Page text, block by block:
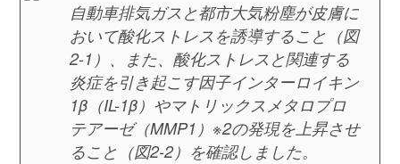
自動車排気ガスと都市大気粉塵が皮膚に
おいて酸化ストレスを誘導すること（図
2-1）、また、酸化ストレスと関連する
炎症を引き起こす因子インターロイキン
1β（IL-1β）やマトリックスメタロプロ
テアーゼ（MMP1）※2の発現を上昇させ
ること（図2-2）を確認しました。